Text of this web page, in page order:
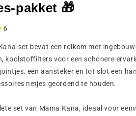
pakket 🎁
6
set bevat een rolkom met
koolstoffilters voor een schonere
een aansteker en tot slot een
netjes geordend te houden.
set van Mama Kana, ideaal voor